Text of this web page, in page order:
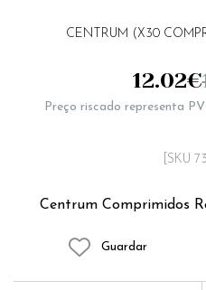
CENTRUM (X30
Centrum Comprimidos
[SKU
12.02€
Preço riscado representa
Guardar